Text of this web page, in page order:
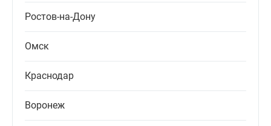
Ростов-на-Дону
Омск
Краснодар
Воронеж